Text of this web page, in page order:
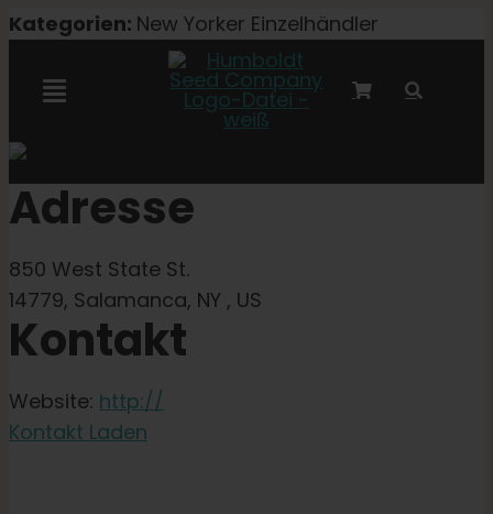
Zum
springen
Kategorien: New Yorker Einzelhändler
Navigation
Autoflower-Samen
Triploide Samen
Adresse
850 West State St.
14779, Salamanca, NY , US
Kontakt
Website: http://
Kontakt Laden